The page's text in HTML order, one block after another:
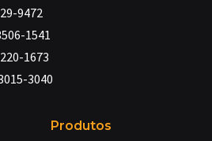
9472
1541
1673
3040
Produtos